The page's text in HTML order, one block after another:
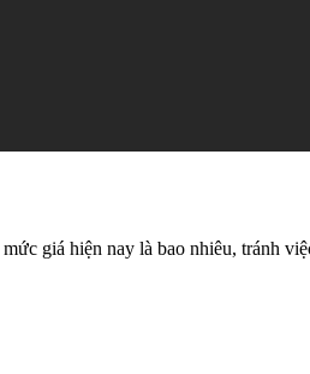
giá hiện nay là bao nhiêu, tránh